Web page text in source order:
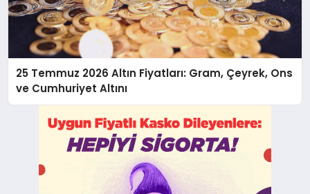
25 Temmuz 2026 Altın Fiyatları: Gram, Çeyrek, Ons
ve Cumhuriyet Altını